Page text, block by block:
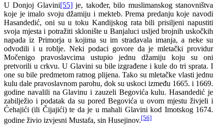
U Donjoj Glavini[55]je, također, bilo muslimanskog stanovništva
koje je imalo svoju džamiju i mekteb. Prema predanju koje navodi
Hasandedić, oni su u toku Kandijskog rata bili prisiljeni napustiti
svoja mjesta i potražiti sklonište u Banjaluci usljed brojnih uskočkih
napada iz Primorja u kojima su im stradavala imanja, a neke su
odvodili i u roblje. Neki podaci govore da je mletački providur
Močenigo pravoslavcima ustupio jednu džamiju koju su oni
pretvorili u crkvu. U Glavini su bile izgrađene i kule do tri sprata. I
one su bile predmetom ratnog plijena. Tako su mletačke vlasti jednu
kulu dale pravoslavnom parohu, dok su uskoci između 1665. i 1669.
godine navalili na Glavinu i zauzeli Begovića kulu. Hasandedić je
zabilježio i podatak da su pored Begovića u ovom mjestu živjeli i
Ćehajići (ili Čijajići) te da je u mahali Glavini kod Imotskog 1674.
godine živio izvjesni Mustafa, sin Husejinov.[56]